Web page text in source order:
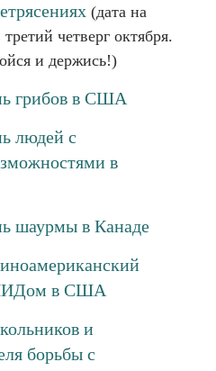
(дата на
четверг октября.
и держись!)
грибов в США
людей с
в
шаурмы в Канаде
в США
и
борьбы с